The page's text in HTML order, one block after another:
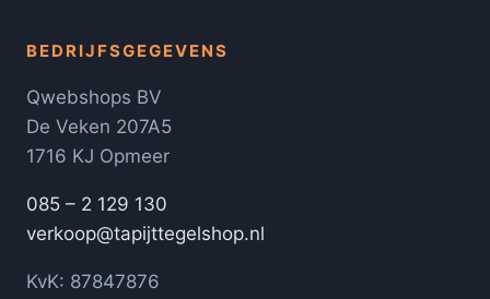
BEDRIJFSGEGEVENS
Qwebshops BV
De Veken 207A5
1716 KJ Opmeer
085 – 2 129 130
verkoop@tapijttegelshop.nl
KvK: 87847876